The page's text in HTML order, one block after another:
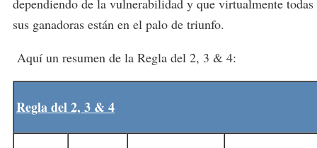
sus ganadoras están en el palo de triunfo.
Aquí un resumen de la Regla del 2, 3 & 4:
Regla del 2, 3 & 4